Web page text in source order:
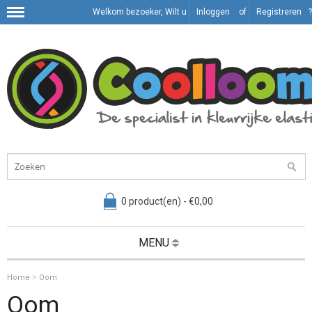
Welkom bezoeker, Wilt u Inloggen of Registreren ?
0 product(en) - €0,00
MENU
Home > Oom
Oom